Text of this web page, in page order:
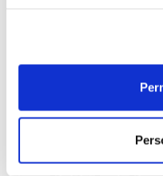
diferentes campos,
consumo abusivo de
policonsumo de drogas,